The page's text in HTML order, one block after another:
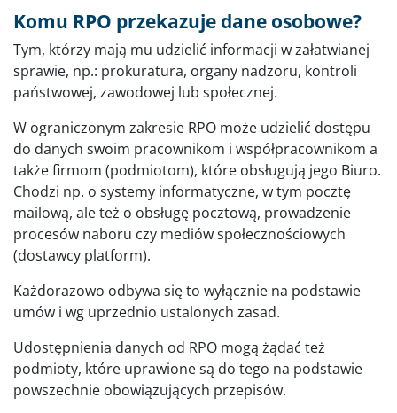
Komu RPO przekazuje dane osobowe?
Tym, którzy mają mu udzielić informacji w załatwianej
sprawie, np.: prokuratura, organy nadzoru, kontroli
państwowej, zawodowej lub społecznej.
W ograniczonym zakresie RPO może udzielić dostępu
do danych swoim pracownikom i współpracownikom a
także firmom (podmiotom), które obsługują jego Biuro.
Chodzi np. o systemy informatyczne, w tym pocztę
mailową, ale też o obsługę pocztową, prowadzenie
procesów naboru czy mediów społecznościowych
(dostawcy platform).
Każdorazowo odbywa się to wyłącznie na podstawie
umów i wg uprzednio ustalonych zasad.
Udostępnienia danych od RPO mogą żądać też
podmioty, które uprawione są do tego na podstawie
powszechnie obowiązujących przepisów.